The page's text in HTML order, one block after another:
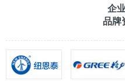
企
品牌